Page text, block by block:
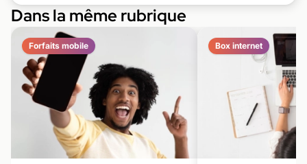
Dans la même rubrique
Forfaits mobile Box internet